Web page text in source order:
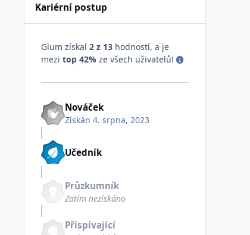
Kariérní postup
Glum získal 2 z 13 hodností, a je
mezi top 42% ze všech uživatelů!
Nováček
Získán 4. srpna, 2023
Učedník
Průzkumník
Zatím nezískáno
Přispívající